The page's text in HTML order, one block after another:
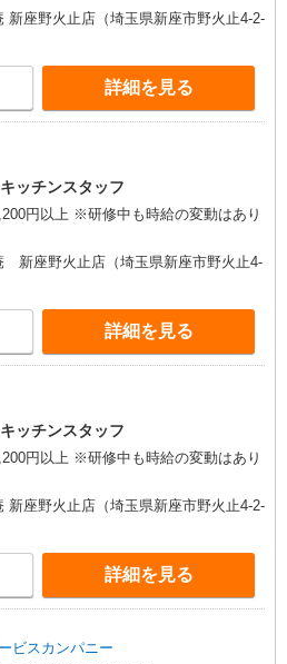
新座野火止店（埼玉県新座市野火止4-2-
詳細を見る
ッチンスタッフ
円以上 ※研修中も時給の変動はあり
新座野火止店（埼玉県新座市野火止4-
詳細を見る
ッチンスタッフ
円以上 ※研修中も時給の変動はあり
新座野火止店（埼玉県新座市野火止4-2-
詳細を見る
ビスカンパニー